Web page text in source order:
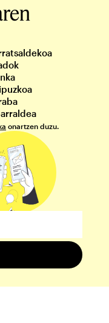
onartzen duzu.